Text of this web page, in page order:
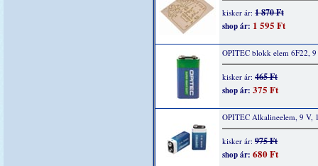
kisker ár: 1 870 Ft
shop ár: 1 595 Ft
OPITEC blokk elem 6F22,
kisker ár: 465 Ft
shop ár: 375 Ft
OPITEC Alkalineelem, 9 V,
kisker ár: 975 Ft
shop ár: 680 Ft